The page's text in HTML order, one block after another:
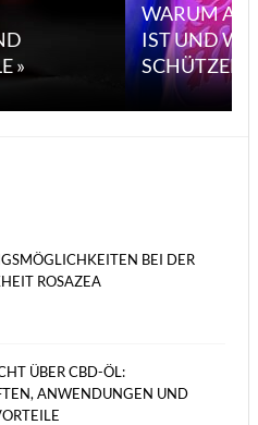
»
WARUM
IST UND
SCHÜTZEN
BEI DER
ROSAZEA
ÜBER CBD-ÖL:
ANWENDUNGEN UND